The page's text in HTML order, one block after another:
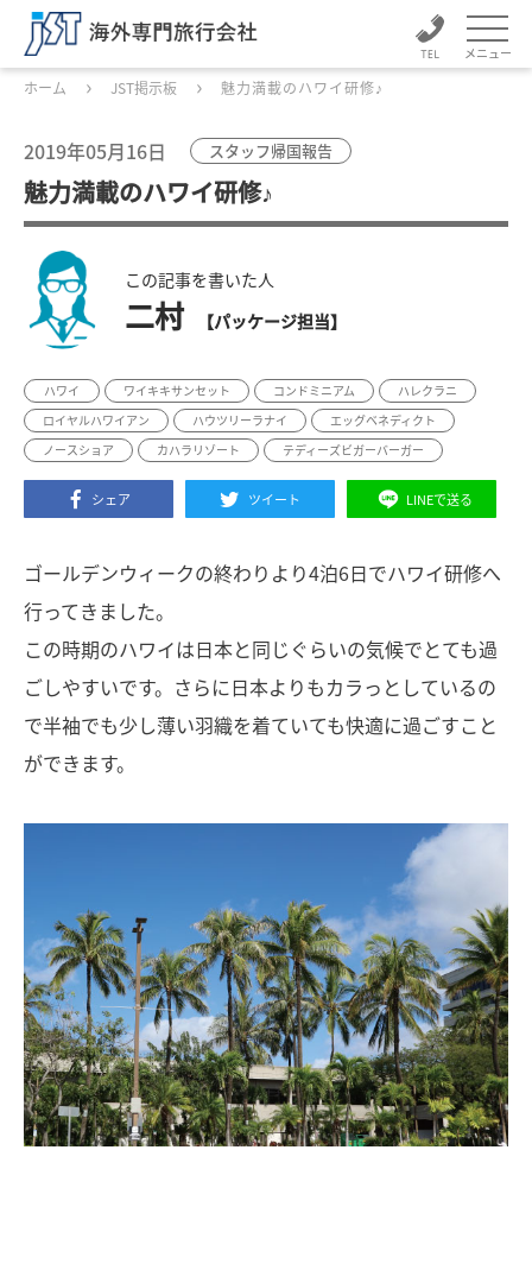
メニュー
ホーム JST掲示板 魅力満載のハワイ研修♪
2019年05月16日 スタッフ帰国報告
魅力満載のハワイ研修♪
この記事を書いた人
二村 【パッケージ担当】
ハワイ ワイキキサンセット コンドミニアム
ハレクラニ
ロイヤルハワイアン
ハウツリーラナイ
エッグベネディクト
ノースショア
カハラリゾート テディーズビガーバーガー
シェア ツイート LINEで送る
ゴールデンウィークの終わりより4泊6日でハワイ研修へ
行ってきました。
この時期のハワイは日本と同じぐらいの気候でとても過
ごしやすいです。さらに日本よりもカラっとしているの
で半袖でも少し薄い羽織を着ていても快適に過ごすこと
ができます。